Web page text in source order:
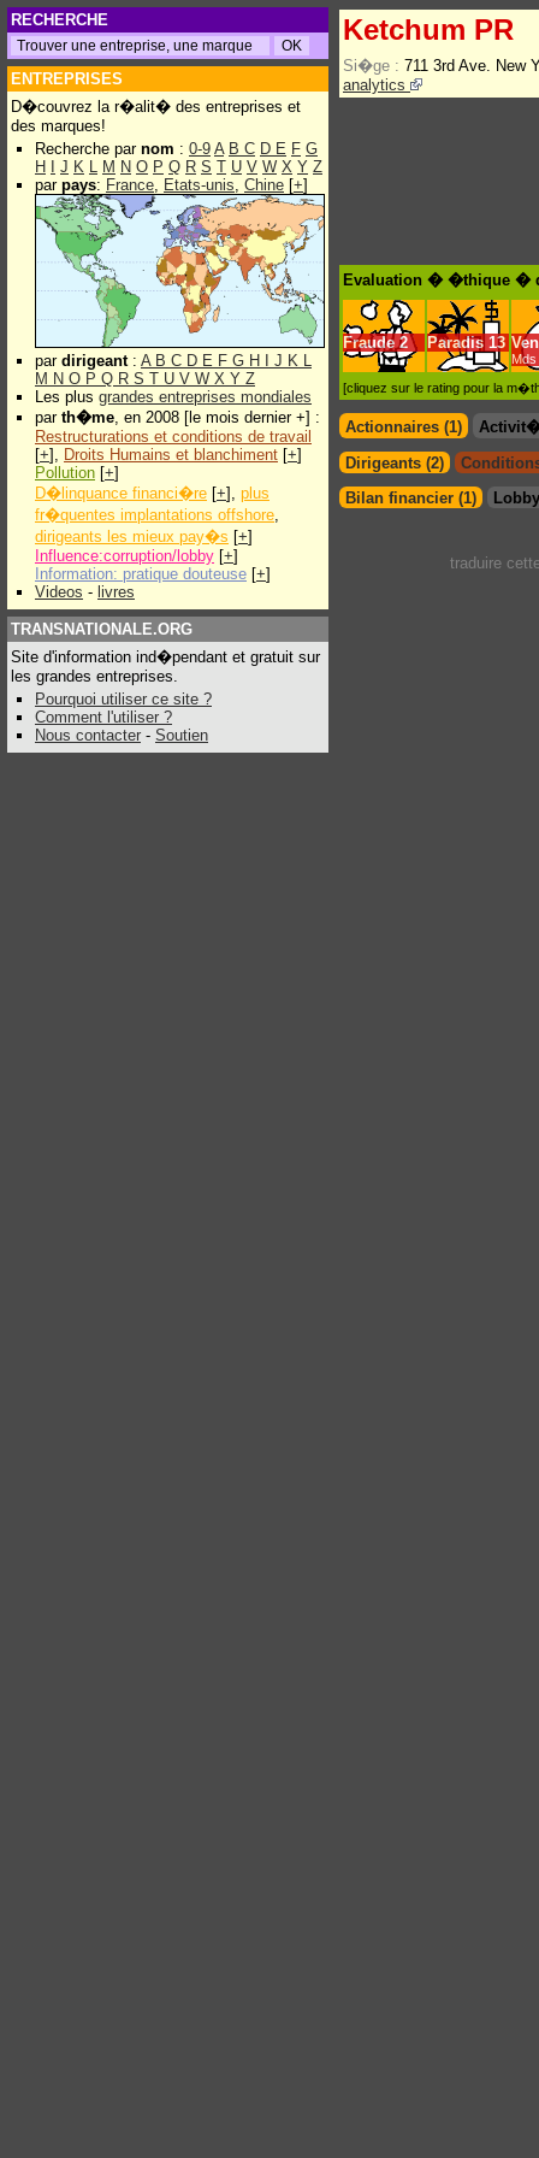
RECHERCHE
ENTREPRISES
D�couvrez la r�alit� des entreprises et
des marques!
Recherche par nom : 0-9 A B C D E F G
H
J K L M N O P Q R S T U V W X Y Z
par pays: France, Etats-unis, Chine [+]
par dirigeant: A B C D E F G H J K L
M N O P Q R S T U V W X Y Z
Les plus grandes entreprises mondiales
par th�me, en 2008 [le mois dernier +] :
Restructurations et conditions de travail
[+], Droits Humains et blanchiment [+]
Pollution [+]
D�linquance financi�re [+], plus
fr�quentes implantations offshore,
dirigeants les mieux pay�s [+]
Influence:corruption/lobby [+]
Information: pratique douteuse [+]
Videos - livres
TRANSNATIONALE.ORG
Site d'information ind�pendant et gratuit sur
les grandes entreprises.
Pourquoi utiliser ce site ?
Comment l'utiliser ?
Nous contacter - Soutien
Ketchum PR
Si�ge : 711 3rd Ave. New
analytics
Evaluation � �thique �
Fraude 2 Paradis 13
[cliquez sur le rating pour la
Actionnaires (1)
Dirigeants (2)
Bilan financier (1)
traduire